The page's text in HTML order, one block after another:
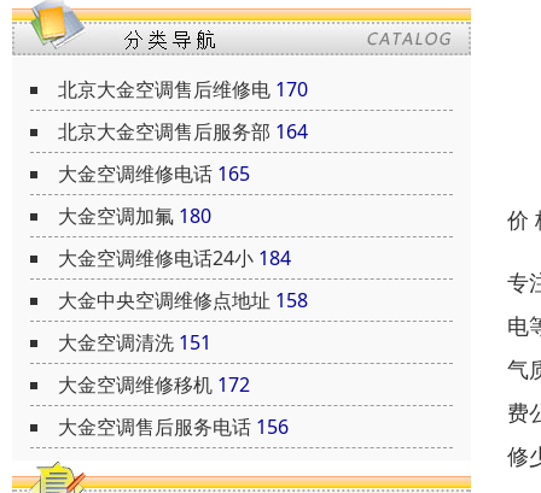
北京大金空调售后维修电 170
北京大金空调售后服务部 164
大金空调维修电话 165
大金空调加氟 180
大金空调维修电话24小 184
大金中央空调维修点地址 158
大金空调清洗 151
大金空调维修移机 172
大金空调售后服务电话 156
价
专
电
气
费
修